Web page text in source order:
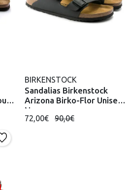
BIRKENSTOCK
Sandalias Birkenstock
Arizona Birko-Flor Unisex
Negro
72,00€ 90,0€